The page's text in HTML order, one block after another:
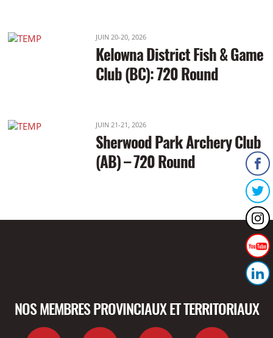
JUIN 20-20, 2026
Kelowna District Fish & Game
Club (BC): 720 Round
JUIN 21-21, 2026
Sherwood Park Archery Club
(AB) – 720 Round
NOS MEMBRES PROVINCIAUX ET TERRITORIAUX